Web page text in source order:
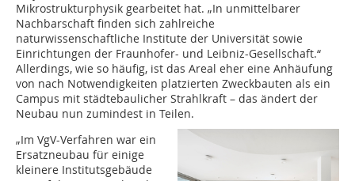
Mikrostrukturphysik gearbeitet hat. „In unmittelbarer
Nachbarschaft finden sich zahlreiche
naturwissenschaftliche Institute der Universität sowie
Einrichtungen der Fraunhofer- und Leibniz-Gesellschaft.“
Allerdings, wie so häufig, ist das Areal eher eine Anhäufung
von nach Notwendigkeiten platzierten Zweckbauten als ein
Campus mit städte­baulicher Strahlkraft – das ändert der
Neubau nun zumindest in Teilen.
„Im VgV-Verfahren war ein
Ersatzneubau für einige
kleinere Institutsgebäude